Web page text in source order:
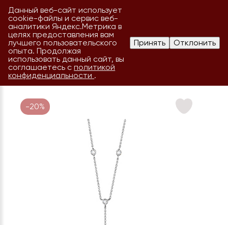
-20%
Данный веб-сайт использует
cookie-файлы и сервис веб-
аналитики Яндекс.Метрика в
целях предоставления вам
лучшего пользовательского
опыта. Продолжая
использовать данный сайт, вы
соглашаетесь сполитикой
конфиденциальности .
Принять Отклонить